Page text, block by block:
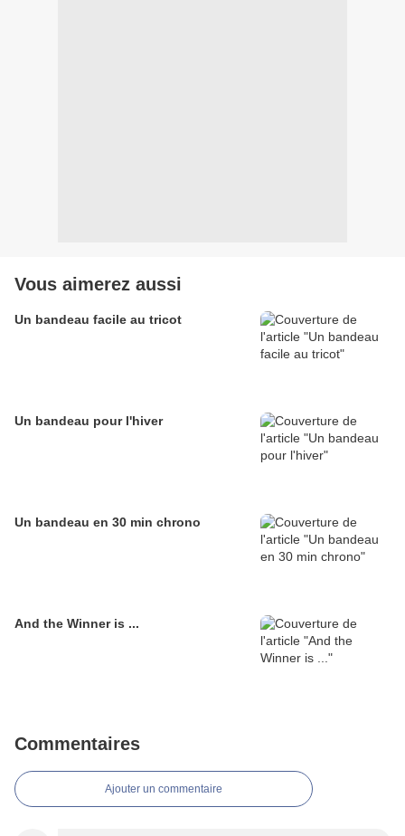
Vous aimerez aussi
Un bandeau facile au tricot
Un bandeau pour l'hiver
Un bandeau en 30 min chrono
And the Winner is ...
Commentaires
Ajouter un commentaire